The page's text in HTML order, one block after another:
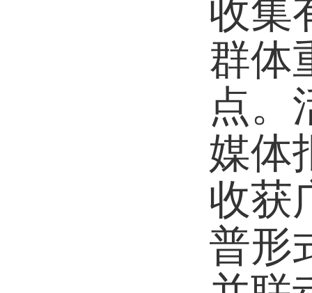
收集
群体
点。
媒体
收获
普形